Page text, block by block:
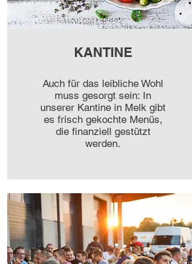
KANTINE
Auch für das leibliche Wohl
muss gesorgt sein: In
unserer Kantine in Melk gibt
es frisch gekochte Menüs,
die finanziell gestützt
werden.